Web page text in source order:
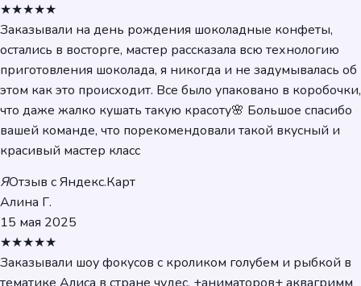
★★★★★
Заказывали на день рождения шоколадные конфеты,
остались в восторге, мастер рассказала всю технологию
приготовления шоколада, я никогда и не задумывалась об
этом как это происходит. Все было упаковано в коробочки,
что даже жалко кушать такую красоту🌸 Большое спасибо
вашей команде, что порекомендовали такой вкусный и
красивый мастер класс
ЯОтзыв с Яндекс.Карт
Алина Г.
15 мая 2025
★★★★★
Заказывали шоу фокусов с кроликом голубем и рыбкой в